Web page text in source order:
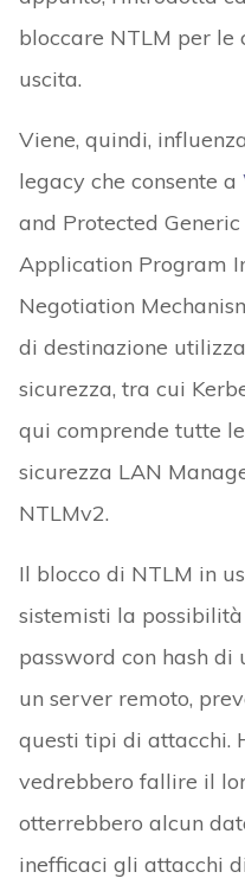
bloccare NTLM per le
uscita.
Viene, quindi,
legacy che consente a
and Protected
Application Program
Negotiation
di destinazione
sicurezza, tra cui
qui comprende tutte
sicurezza LAN
NTLMv2.
Il blocco di NTLM in
sistemisti la
password con hash
un server remoto,
questi tipi di attacchi.
vedrebbero fallire il
otterrebbero alcun
inefficaci gli attacchi